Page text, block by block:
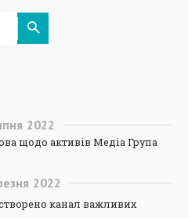
2022
щодо активів Медіа Група
2022
канал важливих